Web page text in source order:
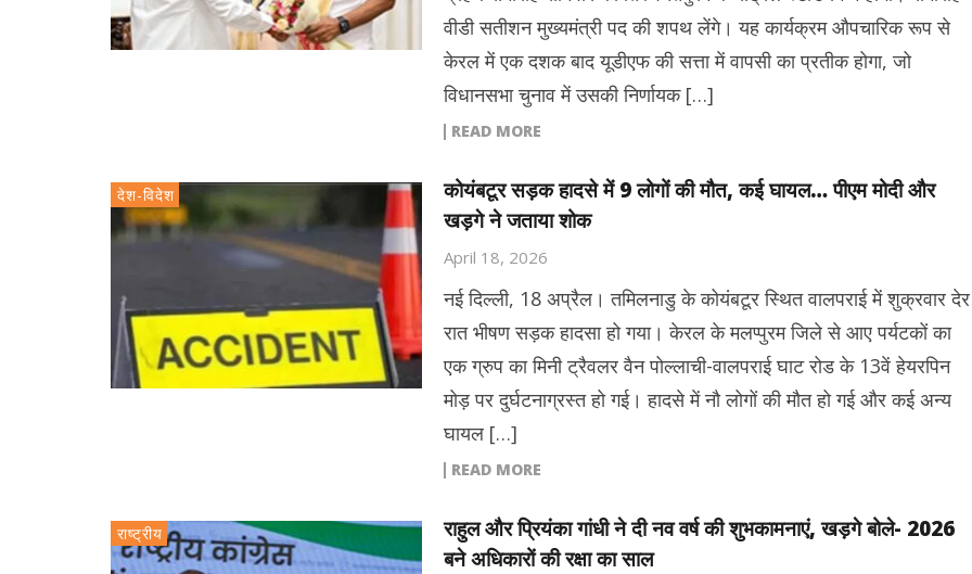
वीडी सतीशन मुख्यमंत्री पद की शपथ लेंगे। यह कार्यक्रम औपचारिक रूप से
केरल में एक दशक बाद यूडीएफ की सत्ता में वापसी का प्रतीक होगा, जो
विधानसभा चुनाव में उसकी निर्णायक […]
READ MORE
देश-विदेश
कोयंबटूर सड़क हादसे में 9 लोगों की मौत, कई घायल… पीएम मोदी और
खड़गे ने जताया शोक
April 18, 2026
नई दिल्ली, 18 अप्रैल। तमिलनाडु के कोयंबटूर स्थित वालपराई में शुक्रवार देर
रात भीषण सड़क हादसा हो गया। केरल के मलप्पुरम जिले से आए पर्यटकों का
एक ग्रुप का मिनी ट्रैवलर वैन पोल्लाची-वालपराई घाट रोड के 13वें हेयरपिन
मोड़ पर दुर्घटनाग्रस्त हो गई। हादसे में नौ लोगों की मौत हो गई और कई अन्य
घायल […]
READ MORE
राष्ट्रीय
राहुल और प्रियंका गांधी ने दी नव वर्ष की शुभकामनाएं, खड़गे बोले- 2026
बने अधिकारों की रक्षा का साल